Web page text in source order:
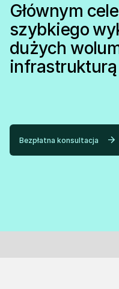
Głównym
szybkiego
dużych
Bezpłatna konsultacja